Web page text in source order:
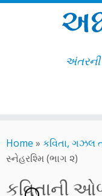
to
content
અંતરની
Home » કવિતા, ગઝલ
સ્નેહરશ્મિ (ભાગ ૨)
કવિતાની